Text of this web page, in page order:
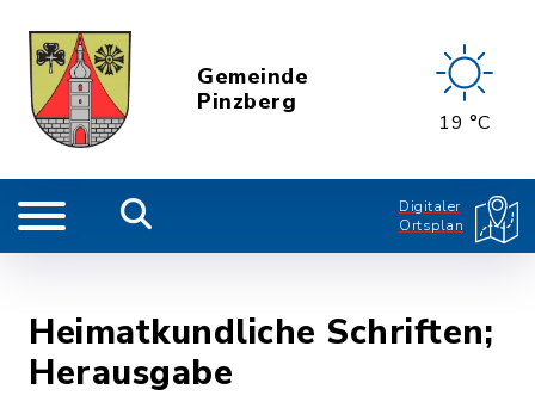
Gemeinde
Pinzberg
19 °C
Digitaler
Ortsplan
Heimatkundliche Schriften;
Herausgabe